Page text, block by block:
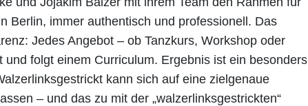
Berlin, immer authentisch und professionell. Das
Jedes Angebot – ob Tanzkurs, Workshop oder
folgt einem Curriculum. Ergebnis ist ein besonders
kann sich auf eine zielgenaue
– und das zu mit der „walzerlinksgestrickten“